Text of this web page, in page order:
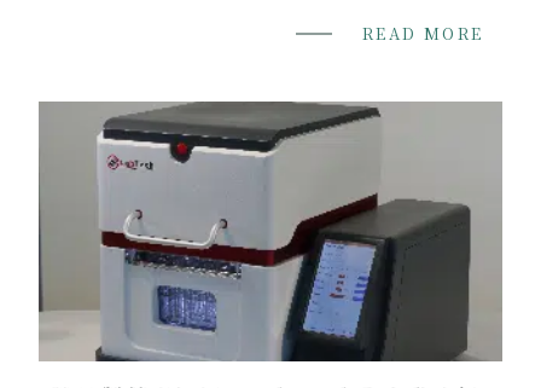
加熱材質的選擇來符合使用需求。也因為加
加熱板選用的品質!!
READ MORE